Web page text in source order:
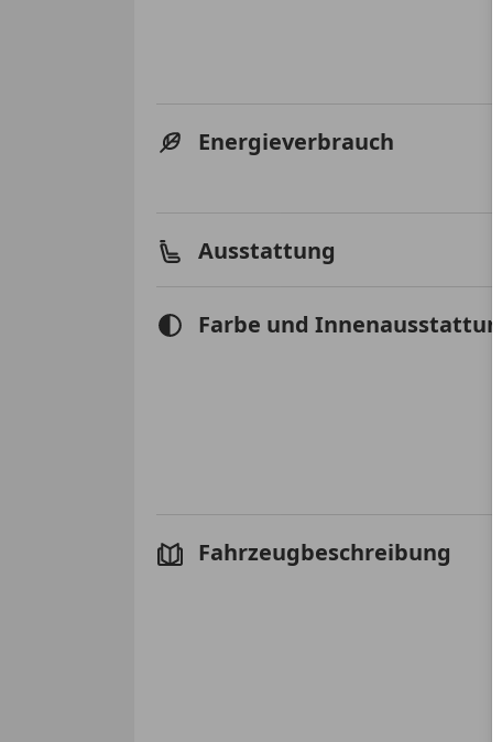
Energieverbrauch
Ausstattung
Farbe und Innenausstattung
Fahrzeugbeschreibung